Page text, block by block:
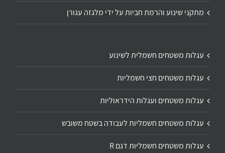
מתקני שינוע והרמת חביות על ידי מלגזה עגורן
עגלות משטחים חשמלית לשינוע
עגלות משטחים חצי חשמליות
עגלות משטחים ועגלות הידראוליות
עגלות משטחים חשמליות לעבודה בשטח משובש
עגלות משטחים חשמליות דגם R